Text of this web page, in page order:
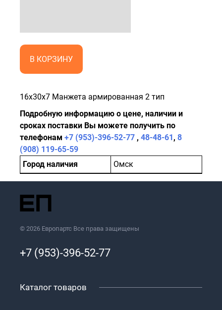
В КОРЗИНУ
16x30x7 Манжета армированная 2 тип
Подробную информацию о цене, наличии и
сроках поставки Вы можете получить по
телефонам +7 (953)-396-52-77 , 48-48-61, 8
(908) 119-65-59
Город наличия
Омск
© 2026 Европартс Все права защищены
+7 (953)-396-52-77
Каталог товаров